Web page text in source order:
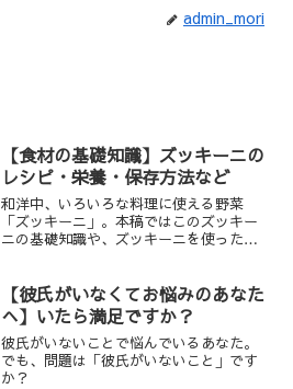
admin_mori
【食材の基礎知識】ズッキーニの
レシピ・栄養・保存方法など
和洋中、いろいろな料理に使える野菜
「ズッキーニ」。本稿ではこのズッキー
ニの基礎知識や、ズッキーニを使ったお
【彼氏がいなくてお悩みのあなた
へ】いたら満足ですか？
彼氏がいないことで悩んでいるあなた。
でも、問題は「彼氏がいないこと」です
か？